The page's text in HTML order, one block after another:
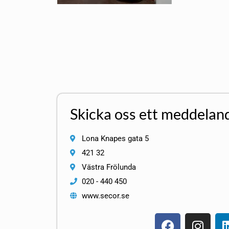
Skicka oss ett
Lona Knapes gata 5
421 32
Västra Frölunda
020 - 440 450
www.secor.se